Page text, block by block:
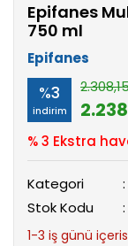
Epifanes
750 ml
Epifanes
%3
indirim
% 3 Ekstra
Kategori
Stok Kodu
1-3 iş günü